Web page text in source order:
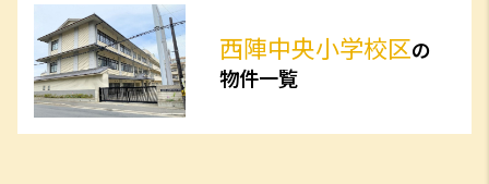
西陣中央小学校区の
物件一覧